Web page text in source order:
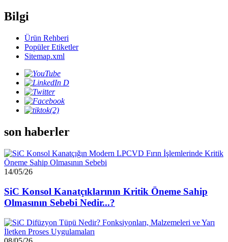
Bilgi
Ürün Rehberi
Popüler Etiketler
Sitemap.xml
son haberler
14/05/26
SiC Konsol Kanatçıklarının Kritik Öneme Sahip
Olmasının Sebebi Nedir...?